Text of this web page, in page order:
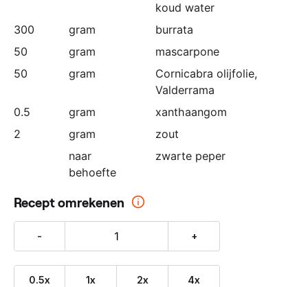
koud water
300
gram
burrata
50
gram
mascarpone
50
gram
Cornicabra olijfolie,
Valderrama
0.5
gram
xanthaangom
2
gram
zout
naar
behoefte
zwarte peper
Recept omrekenen
- +
0.5x 1x 2x 4x